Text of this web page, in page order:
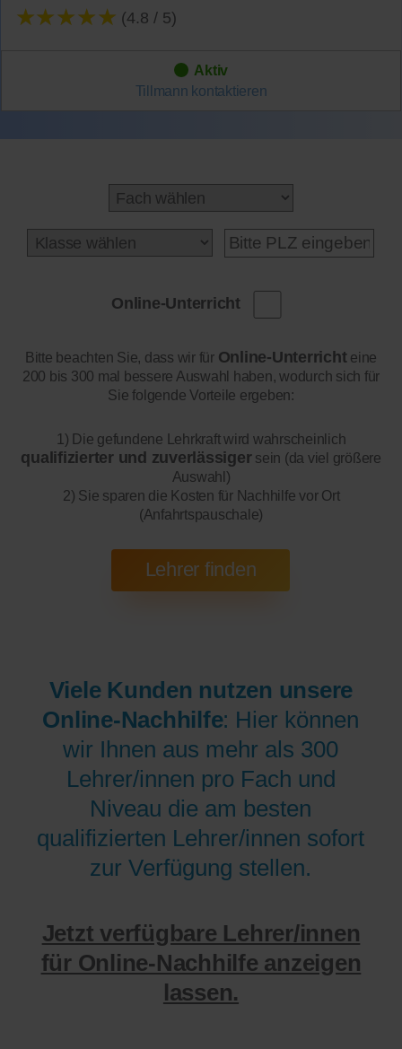
★★★★★ (4.8 / 5)
Aktiv
Tillmann kontaktieren
Online-Unterricht
Bitte beachten Sie, dass wir für Online-Unterrichteine
200 bis 300 mal bessere Auswahl haben, wodurch sich für
Sie folgende Vorteile ergeben:
1) Die gefundene Lehrkraft wird wahrscheinlich
qualifizierter und zuverlässigersein (da viel größere
Auswahl)
2) Sie sparen die Kosten für Nachhilfe vor Ort
(Anfahrtspauschale)
Viele Kunden nutzen unsere
Online-Nachhilfe: Hier können
wir Ihnen aus mehr als 300
Lehrer/innen pro Fach und
Niveau die am besten
qualifizierten Lehrer/innen sofort
zur Verfügung stellen.
Jetzt verfügbare Lehrer/innen
für Online-Nachhilfe anzeigen
lassen.